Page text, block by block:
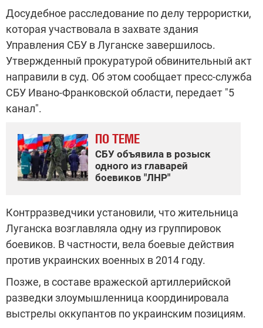
Досудебное расследование по делу террористки,
которая участвовала в захвате здания
Управления СБУ в Луганске завершилось.
Утвержденный прокуратурой обвинительный акт
направили в суд. Об этом сообщает пресс-служба
СБУ Ивано-Франковской области, передает "5
канал".
ПО ТЕМЕ
СБУ объявила в розыск
одного из главарей
боевиков "ЛНР"
Контрразведчики установили, что жительница
Луганска возглавляла одну из группировок
боевиков. В частности, вела боевые действия
против украинских военных в 2014 году.
Позже, в составе вражеской артиллерийской
разведки злоумышленница координировала
выстрелы оккупантов по украинским позициям.